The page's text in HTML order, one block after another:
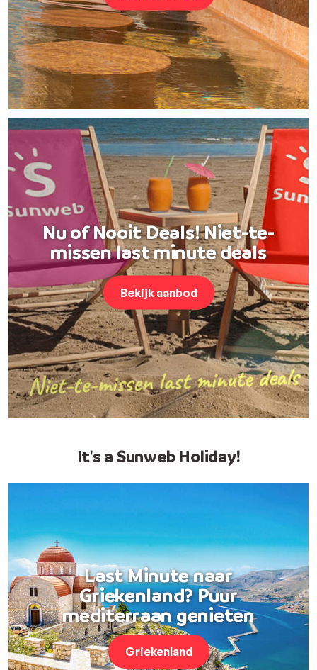
Nu of Nooit Deals! Niet-te-
missen last minute deals
Bekijk aanbod
It's a Sunweb Holiday!
Last Minute naar
Griekenland? Puur
mediterraan genieten
Griekenland